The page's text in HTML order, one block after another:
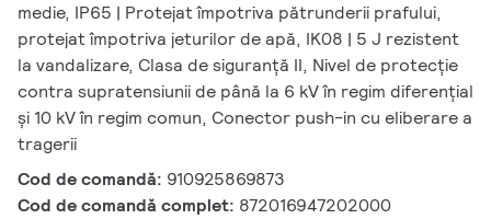
medie, IP65 | Protejat împotriva pătrunderii prafului,
protejat împotriva jeturilor de apă, IK08 | 5 J rezistent
la vandalizare, Clasa de siguranță II, Nivel de protecție
contra supratensiunii de până la 6 kV în regim diferențial
și 10 kV în regim comun, Conector push-in cu eliberare a
tragerii
Cod de comandă: 910925869873
Cod de comandă complet: 872016947202000